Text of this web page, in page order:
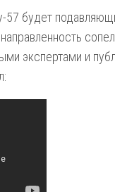
57 будет
экспертами и